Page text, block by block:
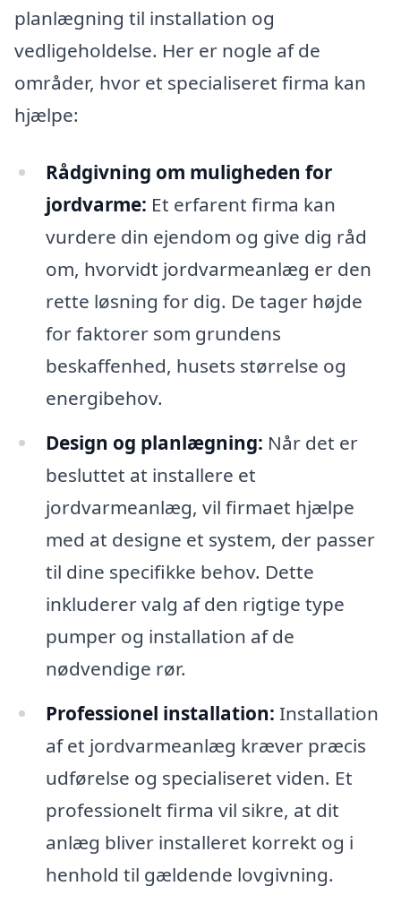
planlægning til installation og
vedligeholdelse. Her er nogle af de
områder, hvor et specialiseret firma kan
hjælpe:
Rådgivning om muligheden for
jordvarme: Et erfarent firma kan
vurdere din ejendom og give dig råd
om, hvorvidt jordvarmeanlæg er den
rette løsning for dig. De tager højde
for faktorer som grundens
beskaffenhed, husets størrelse og
energibehov.
Design og planlægning: Når det er
besluttet at installere et
jordvarmeanlæg, vil firmaet hjælpe
med at designe et system, der passer
til dine specifikke behov. Dette
inkluderer valg af den rigtige type
pumper og installation af de
nødvendige rør.
Professionel installation: Installation
af et jordvarmeanlæg kræver præcis
udførelse og specialiseret viden. Et
professionelt firma vil sikre, at dit
anlæg bliver installeret korrekt og i
henhold til gældende lovgivning.